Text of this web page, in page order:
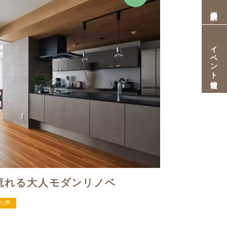
イベント情報
る大人モダンリノベ
声